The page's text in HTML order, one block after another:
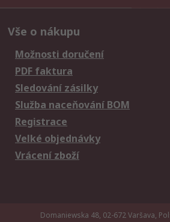
Vše o nákupu
Možnosti doručení
PDF faktura
Sledování zásilky
Služba naceňování BOM
Registrace
Velké objednávky
Vrácení zboží
Domaniewska 48, 02-672 Varšava,